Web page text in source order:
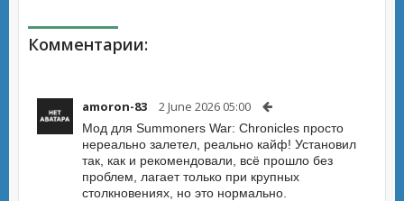
Комментарии:
amoron-83 2 June 2026 05:00
Мод для Summoners War: Chronicles просто
нереально залетел, реально кайф! Установил
так, как и рекомендовали, всё прошло без
проблем, лагает только при крупных
столкновениях, но это нормально.